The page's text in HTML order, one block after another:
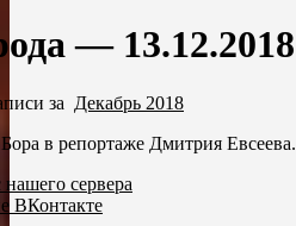
— 13.12.2018
за Декабрь 2018
в репортаже Дмитрия Евсеева.
сервера
ВКонтакте